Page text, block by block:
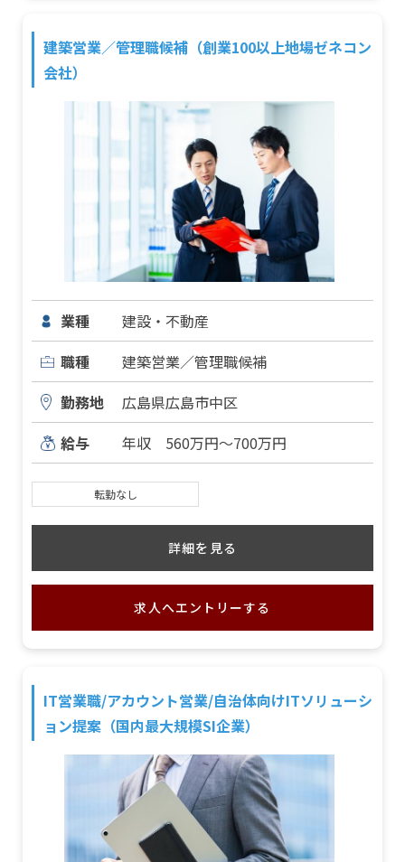
建築営業／管理職候補（創業100以上地場ゼネコン
会社）
業種
建設・不動産
職種
建築営業／管理職候補
勤務地
広島県広島市中区
給与
年収 560万円～700万円
転勤なし
詳細を見る
求人へエントリーする
IT営業職/アカウント営業/自治体向けITソリューシ
ョン提案（国内最大規模SI企業）